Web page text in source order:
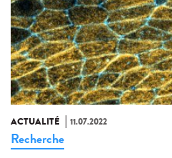
ACTUALITÉ 11.07.2022
Recherche